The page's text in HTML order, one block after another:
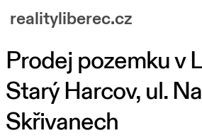
realityliberec.cz
nabízené nemovitosti
o nás
kontakt
Prodej pozemku v
Starý Harcov, ul. Na
Skřivanech